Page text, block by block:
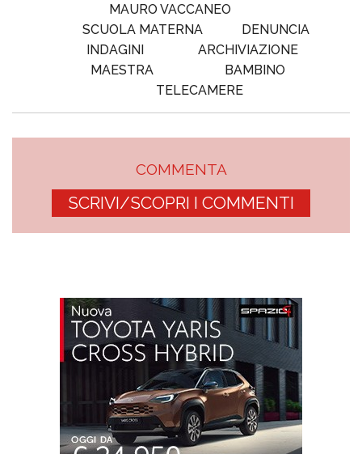
MAURO VACCANEO
SCUOLA MATERNA
DENUNCIA
INDAGINI
ARCHIVIAZIONE
MAESTRA
BAMBINO
TELECAMERE
COMMENTA
SCRIVI/SCOPRI I COMMENTI